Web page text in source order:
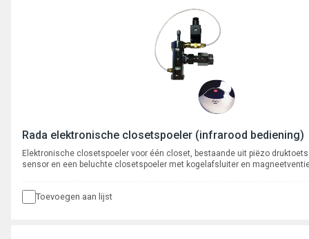
Rada elektronische closetspoeler (infrarood bediening)
Elektronische closetspoeler voor één closet, bestaande uit piëzo
sensor en een beluchte closetspoeler met kogelafsluiter en
Toevoegen aan lijst